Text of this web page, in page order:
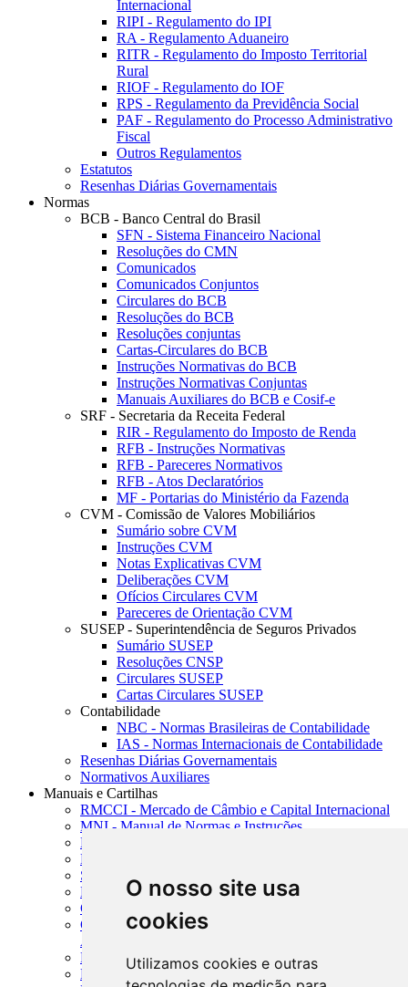
O nosso site usa
cookies
Utilizamos cookies e outras
Internacional
RIPI - Regulamento do IPI
RA - Regulamento Aduaneiro
RITR - Regulamento do Imposto Territorial
Rural
RIOF - Regulamento do IOF
RPS - Regulamento da Previdência Social
PAF - Regulamento do Processo Administrativo
Fiscal
Outros Regulamentos
Estatutos
Resenhas Diárias Governamentais
Normas
BCB - Banco Central do Brasil
SFN - Sistema Financeiro Nacional
Resoluções do CMN
Comunicados
Comunicados Conjuntos
Circulares do BCB
Resoluções do BCB
Resoluções conjuntas
Cartas-Circulares do BCB
Instruções Normativas do BCB
Instruções Normativas Conjuntas
Manuais Auxiliares do BCB e Cosif-e
SRF - Secretaria da Receita Federal
RIR - Regulamento do Imposto de Renda
RFB - Instruções Normativas
RFB - Pareceres Normativos
RFB - Atos Declaratórios
MF - Portarias do Ministério da Fazenda
CVM - Comissão de Valores Mobiliários
Sumário sobre CVM
Instruções CVM
Notas Explicativas CVM
Deliberações CVM
Ofícios Circulares CVM
Pareceres de Orientação CVM
SUSEP - Superintendência de Seguros Privados
Sumário SUSEP
Resoluções CNSP
Circulares SUSEP
Cartas Circulares SUSEP
Contabilidade
NBC - Normas Brasileiras de Contabilidade
IAS - Normas Internacionais de Contabilidade
Resenhas Diárias Governamentais
Normativos Auxiliares
Manuais e Cartilhas
RMCCI - Mercado de Câmbio e Capital Internacional
MNI - Manual de Normas e Instruções
MTVM - Manual de Títulos e Valores Mobiliários
MCR - Manual de Crédito Rural
SISORF - Manual de Organização do SFN
MASUP - Manual de Supervisão Bancária
CADOC - Catálogo de Documentos
CNAE-CONCLA - Classificação Nacional de
Atividades Econômicas
PMF - Cartilhas do BCB
Manuais Auxiliares do BCB e Cosif-e